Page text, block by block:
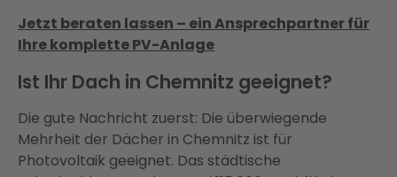
Jetzt beraten lassen – ein Ansprechpartner für
Ihre komplette PV-Anlage
Ist Ihr Dach in Chemnitz geeignet?
Die gute Nachricht zuerst: Die überwiegende
Mehrheit der Dächer in Chemnitz ist für
Photovoltaik geeignet. Das städtische